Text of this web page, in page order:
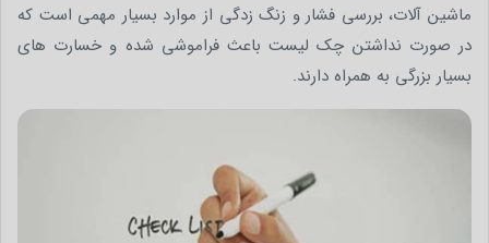
ماشین آلات، بررسی فشار و زنگ زدگی از موارد بسیار مهمی است که
در صورت نداشتن چک لیست باعث فراموشی شده و خسارت های
بسیار بزرگی به همراه دارند.